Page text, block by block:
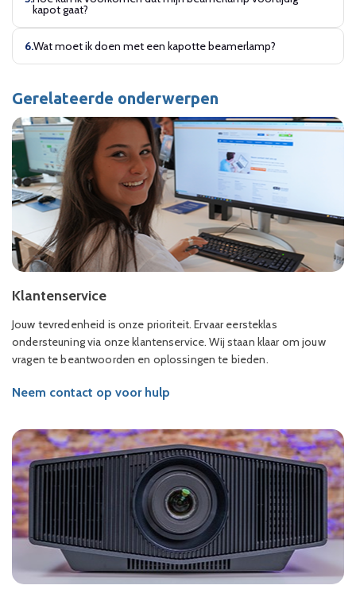
kapot gaat?
Wat moet ik doen met een kapotte beamerlamp?
Gerelateerde onderwerpen
Klantenservice
Jouw tevredenheid is onze prioriteit. Ervaar eersteklas
ondersteuning via onze klantenservice. Wij staan klaar om jouw
vragen te beantwoorden en oplossingen te bieden.
Neem contact op voor hulp